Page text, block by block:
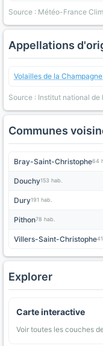
Source : Météo-France
Appellations
Volailles de la Champagne
Source : Institut national
Communes
Bray-Saint-Christophe64
Douchy153 hab.
Dury191 hab.
Pithon78 hab.
Villers-Saint-Christophe
Explorer
Carte interactive
Voir toutes les couches